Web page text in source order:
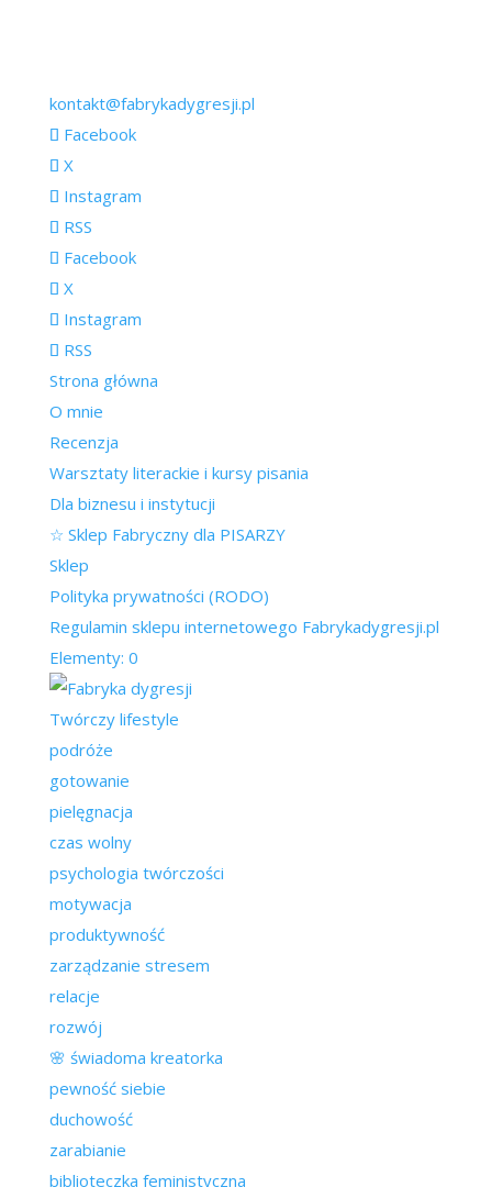
kontakt@fabrykadygresji.pl
Facebook
X
Instagram
RSS
Facebook
X
Instagram
RSS
Strona główna
O mnie
Recenzja
Warsztaty literackie i kursy pisania
Dla biznesu i instytucji
☆ Sklep Fabryczny dla PISARZY
Sklep
Polityka prywatności (RODO)
Regulamin sklepu internetowego Fabrykadygresji.pl
Elementy: 0
Twórczy lifestyle
podróże
gotowanie
pielęgnacja
czas wolny
psychologia twórczości
motywacja
produktywność
zarządzanie stresem
relacje
rozwój
🌸 świadoma kreatorka
pewność siebie
duchowość
zarabianie
biblioteczka feministyczna